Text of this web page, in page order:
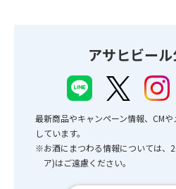
アサヒビー
最新商品やキャンペーン情報、CM
しています。
※お酒にまつわる情報については、
ア)はご遠慮ください。